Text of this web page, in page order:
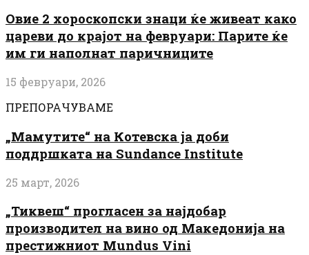
Овие 2 хороскопски знаци ќе живеат како
цареви до крајот на февруари: Парите ќе
им ги наполнат паричниците
15 февруари, 2026
ПРЕПОРАЧУВАМЕ
„Мамутите“ на Котевска ја доби
поддршката на Sundance Institute
25 март, 2026
„Тиквеш“ прогласен за најдобар
производител на вино од Македонија на
престижниот Mundus Vini